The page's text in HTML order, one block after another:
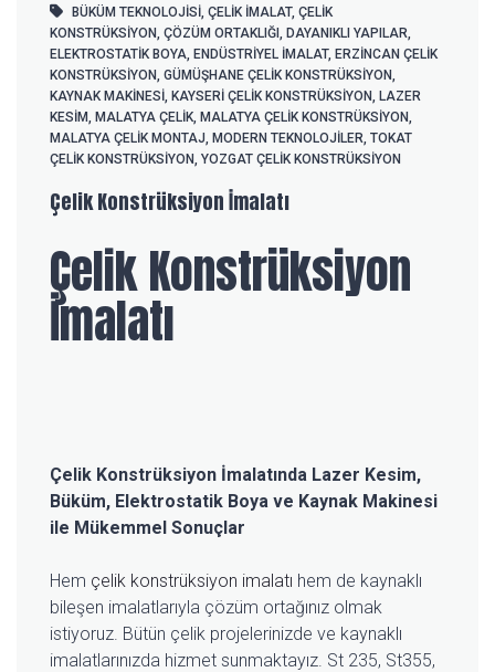
BÜKÜM TEKNOLOJISI ÇELIK İMALAT, ÇELIK
KONSTRÜKSIYON ÇÖZÜM ORTAKLIĞI DAYANIKLI YAPILAR
ELEKTROSTATIK BOYA ENDÜSTRIYEL İMALAT, ERZINCAN ÇELIK
KONSTRÜKSIYON GÜMÜŞHANE ÇELIK KONSTRÜKSIYON
KAYNAK MAKINESI KAYSERI ÇELIK KONSTRÜKSIYON LAZER
KESIM MALATYA ÇELIK MALATYA ÇELIK KONSTRÜKSIYON
MALATYA ÇELIK MONTAJ MODERN TEKNOLOJILER TOKAT
ÇELIK KONSTRÜKSIYON YOZGAT ÇELIK KONSTRÜKSIYON
Çelik Konstrüksiyon İmalatı
Çelik Konstrüksiyon
İmalatı
Çelik Konstrüksiyon İmalatında Lazer Kesim,
Büküm, Elektrostatik Boya ve Kaynak Makinesi
ile Mükemmel Sonuçlar
Hem çelik konstrüksiyon imalatı hem de kaynaklı
bileşen imalatlarıyla çözüm ortağınız olmak
istiyoruz. Bütün çelik projelerinizde ve kaynaklı
imalatlarınızda hizmet sunmaktayız. St 235, St355,